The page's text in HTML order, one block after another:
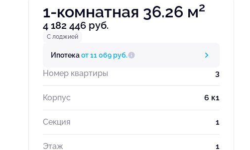
1-комнатная 36.26 м2
4 182 446 руб.
С лоджией
Ипотекаот 11 069 руб.
Номер квартиры 3
Корпус 6 к1
Секция 1
Этаж 1